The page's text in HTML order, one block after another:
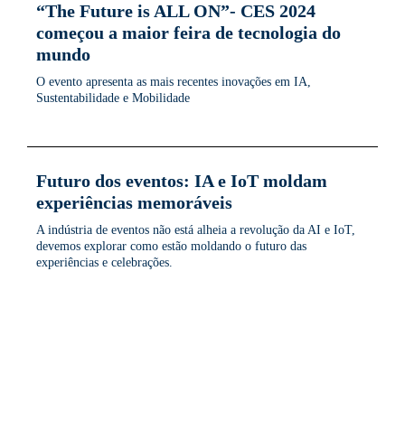
“The Future is ALL ON”- CES 2024
começou a maior feira de tecnologia do
mundo
O evento apresenta as mais recentes inovações em IA,
Sustentabilidade e Mobilidade
Futuro dos eventos: IA e IoT moldam
experiências memoráveis
A indústria de eventos não está alheia a revolução da AI e IoT,
devemos explorar como estão moldando o futuro das
experiências e celebrações.